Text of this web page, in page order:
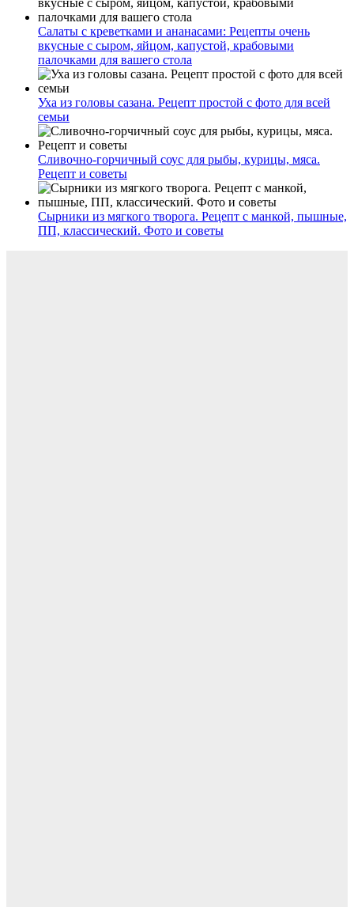
Салаты с креветками и ананасами: Рецепты очень
вкусные с сыром, яйцом, капустой, крабовыми
палочками для вашего стола
Уха из головы сазана. Рецепт простой с фото для всей
семьи
Сливочно-горчичный соус для рыбы, курицы, мяса.
Рецепт и советы
Сырники из мягкого творога. Рецепт с манкой, пышные,
ПП, классический. Фото и советы